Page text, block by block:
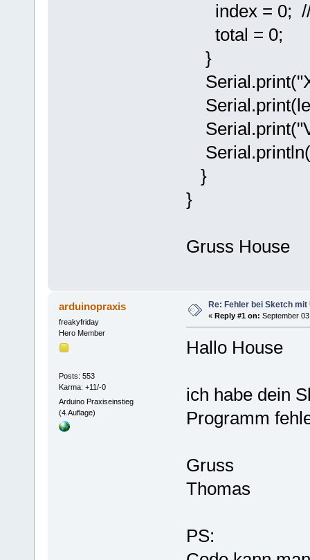
index = 0; //
total = 0;
}
}
}
Gruss House
arduinopraxis
freakyfriday
Hero Member
Posts: 553
Karma: +11/-0
Arduino Praxiseinstieg
(4.Auflage)
Re: Fehler bei Sketch
« Reply #1 on: September
Hallo House
ich habe dein
Programm
Gruss
Thomas
PS: